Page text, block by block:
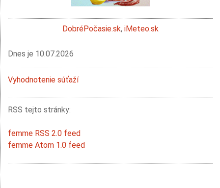
DobréPočasie.sk, iMeteo.sk
Dnes je 10.07.2026
Vyhodnotenie súťaží
RSS tejto stránky:
femme RSS 2.0 feed
femme Atom 1.0 feed